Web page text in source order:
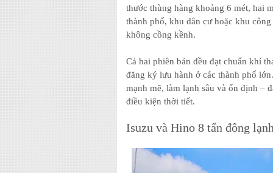
thước thùng hàng khoảng 6 mét, hai
thành phố, khu dân cư hoặc khu
không cồng kềnh.
Cả hai phiên bản đều đạt chuẩn khí
đăng ký lưu hành ở các thành phố
mạnh mẽ, làm lạnh sâu và ổn định –
điều kiện thời tiết.
Isuzu và Hino 8 tấn đông